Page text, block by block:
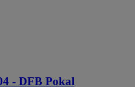
- DFB Pokal